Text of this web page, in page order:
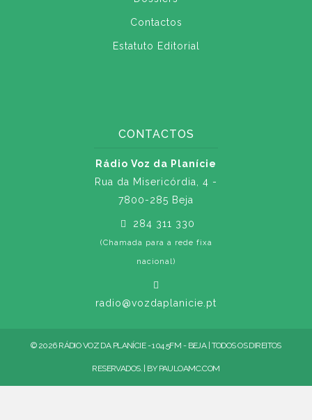
Contactos
Estatuto Editorial
CONTACTOS
Rádio Voz da Planície
Rua da Misericórdia, 4 -
7800-285 Beja
284 311 330
(Chamada para a rede fixa
nacional)
radio@vozdaplanicie.pt
© 2026 RÁDIO VOZ DA PLANÍCIE - 104.5FM - BEJA | TODOS OS DIREITOS
RESERVADOS. | BY PAULOAMC.COM